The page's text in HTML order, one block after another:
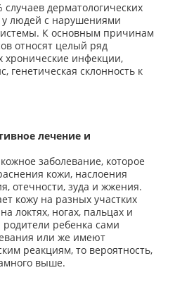
случаев дерматологических
людей с нарушениями
К основным причинам
относят целый ряд
хронические инфекции,
генетическая склонность к
лечение и
заболевание, которое
кожи, наслоения
отечности, зуда и жжения.
кожу на разных участких
локтях, ногах, пальцах и
родители ребенка сами
или же имеют
реакциям, то вероятность,
выше.